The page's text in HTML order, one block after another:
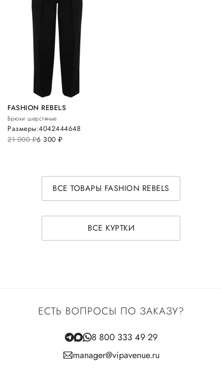
FASHION REBELS
Брюки шерстяные
21 000руб.6 300 руб.
Размеры:4042444648
ВСЕ ТОВАРЫ FASHION REBELS
ВСЕ КУРТКИ
ЕСТЬ ВОПРОСЫ ПО ЗАКАЗУ?
8 800 333 49 29
manager@vipavenue.ru